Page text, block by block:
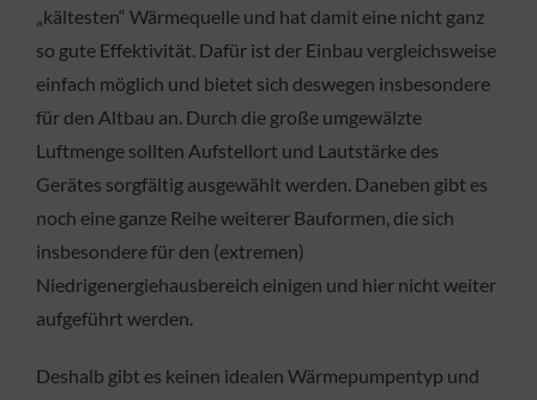
„kältesten“ Wärmequelle und hat damit eine nicht ganz
so gute Effektivität. Dafür ist der Einbau vergleichsweise
einfach möglich und bietet sich deswegen insbesondere
für den Altbau an. Durch die große umgewälzte
Luftmenge sollten Aufstellort und Lautstärke des
Gerätes sorgfältig ausgewählt werden. Daneben gibt es
noch eine ganze Reihe weiterer Bauformen, die sich
insbesondere für den (extremen)
Niedrigenergiehausbereich einigen und hier nicht weiter
aufgeführt werden.
Deshalb gibt es keinen idealen Wärmepumpentyp und